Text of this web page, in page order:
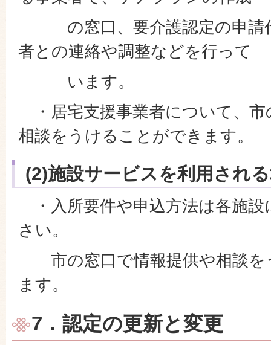
の窓口、要介護認定の申請
者との連絡や調整などを行って
います。
・居宅支援事業者について、市
相談をうけることができます。
(2)施設サービスを利用され
・入所要件や申込方法は各施設
さい。
市の窓口で情報提供や相談を
ます。
7．認定の更新と変更